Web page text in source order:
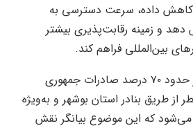
کاهش داده، سرعت دسترسی به
دهد و زمینه رقابت‌پذیری بیشتر
بین‌المللی فراهم کند.
وی افزود: در حال حاضر حدود ۷۰ درصد صادرات جمهوری
از طریق بنادر استان بوشهر و به‌ویژه
می‌شود که این موضوع بیانگر نقش